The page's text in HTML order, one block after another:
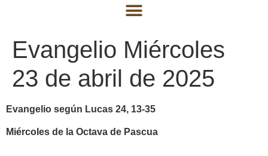
Evangelio Miércoles
23 de abril de 2025
Evangelio según Lucas 24, 13-35
Miércoles de la Octava de Pascua